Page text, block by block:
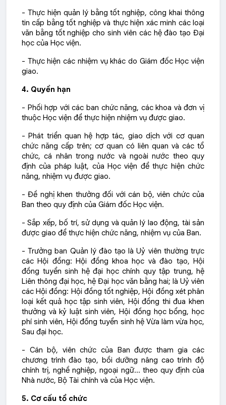
- Thực hiện quản lý bằng tốt nghiệp, công khai thông
tin cấp bằng tốt nghiệp và thực hiện xác minh các loại
văn bằng tốt nghiệp cho sinh viên các hệ đào tạo Đại
học của Học viện.
- Thực hiện các nhiệm vụ khác do Giám đốc Học viện
giao.
4. Quyền hạn
- Phối hợp với các ban chức năng, các khoa và đơn vị
thuộc Học viện để thực hiện nhiệm vụ được giao.
- Phát triển quan hệ hợp tác, giao dịch với cơ quan
chức năng cấp trên; cơ quan có liên quan và các tổ
chức, cá nhân trong nước và ngoài nước theo quy
định của pháp luật, của Học viện để thực hiện chức
năng, nhiệm vụ được giao.
- Đề nghị khen thưởng đối với cán bộ, viên chức của
Ban theo quy định của Giám đốc Học viện.
- Sắp xếp, bố trí, sử dụng và quản lý lao động, tài sản
được giao để thực hiện chức năng, nhiệm vụ của Ban.
- Trưởng ban Quản lý đào tạo là Uỷ viên thường trực
các Hội đồng: Hội đồng khoa học và đào tạo, Hội
đồng tuyển sinh hệ đại học chính quy tập trung, hệ
Liên thông đại học, hệ Đại học văn bằng hai; là Uỷ viên
các Hội đồng: Hội đồng tốt nghiệp, Hội đồng xét phân
loại kết quả học tập sinh viên, Hội đồng thi đua khen
thưởng và kỷ luật sinh viên, Hội đồng học bổng, học
phí sinh viên, Hội đồng tuyển sinh hệ Vừa làm vừa học,
Sau đại học.
- Cán bộ, viên chức của Ban được tham gia các
chương trình đào tạo, bồi dưỡng nâng cao trình độ
chính trị, nghề nghiệp, ngoại ngữ… theo quy định của
Nhà nước, Bộ Tài chính và của Học viện.
5. Cơ cấu tổ chức